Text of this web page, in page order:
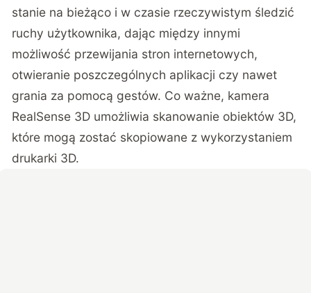
stanie na bieżąco i w czasie rzeczywistym śledzić
ruchy użytkownika, dając między innymi
możliwość przewijania stron internetowych,
otwieranie poszczególnych aplikacji czy nawet
grania za pomocą gestów. Co ważne, kamera
RealSense 3D umożliwia skanowanie obiektów 3D,
które mogą zostać skopiowane z wykorzystaniem
drukarki 3D.